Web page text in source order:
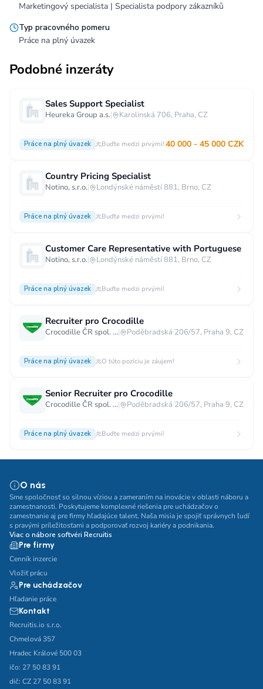
Marketingový specialista | Specialista podpory zákazníků
Typ pracovného pomeru
Práce na plný úvazek
Podobné inzeráty
Sales Support Specialist
Heureka Group a.s.| Karolinská 706, Praha, CZ
Práce na plný úvazek Buďte medzi prvými! 40 000 - 45 000 CZK
Country Pricing Specialist
Notino, s.r.o.| Londýnské náměstí 881, Brno, CZ
Práce na plný úvazek Buďte medzi prvými!
Customer Care Representative with Portuguese
Notino, s.r.o.| Londýnské náměstí 881, Brno, CZ
Práce na plný úvazek Buďte medzi prvými!
Recruiter pro Crocodille
Crocodille ČR spol. s.r.o.| Poděbradská 206/57, Praha 9, CZ
Práce na plný úvazek O túto pozíciu je záujem!
Senior Recruiter pro Crocodille
Crocodille ČR spol. s.r.o.| Poděbradská 206/57, Praha 9, CZ
Práce na plný úvazek Buďte medzi prvými!
O nás
Sme spoločnosť so silnou víziou a zameraním na inovácie v oblasti náboru a
zamestnanosti. Poskytujeme komplexné riešenia pre uchádzačov o
zamestnanie aj pre firmy hľadajúce talent. Naša misia je spojiť správnych ľudí
s pravými príležitosťami a podporovať rozvoj kariéry a podnikania.
Viac o nábore softvéri Recruitis
Pre firmy
Cenník inzercie
Vložiť prácu
Pre uchádzačov
Hľadanie práce
Kontakt
Recruitis.io s.r.o.
Chmelová 357
Hradec Králové 500 03
ičo: 27 50 83 91
dič: CZ 27 50 83 91